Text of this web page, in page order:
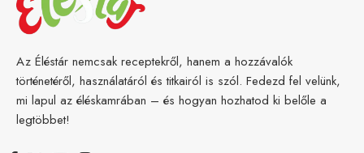
Az Éléstár nemcsak receptekről, hanem a hozzávalók
történetéről, használatáról és titkairól is szól. Fedezd fel velünk,
mi lapul az éléskamrában – és hogyan hozhatod ki belőle a
legtöbbet!